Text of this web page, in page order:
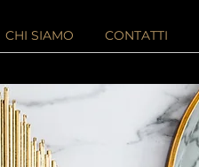
CHI SIAMO CONTATTI